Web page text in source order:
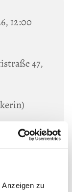
zu
12:00
47,